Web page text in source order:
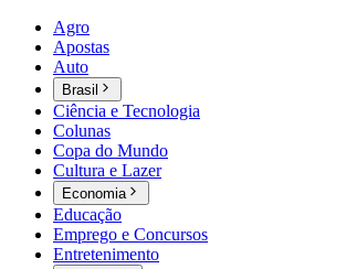
Agro
Apostas
Auto
Brasil
Ciência e Tecnologia
Colunas
Copa do Mundo
Cultura e Lazer
Economia
Educação
Emprego e Concursos
Entretenimento